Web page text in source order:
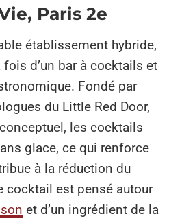
Paris 2e
établissement hybride,
fois d’un bar à cocktails et
Fondé par
du Little Red Door,
les cocktails
glace, ce qui renforce
à la réduction du
cocktail est pensé autour
et d’un ingrédient de la